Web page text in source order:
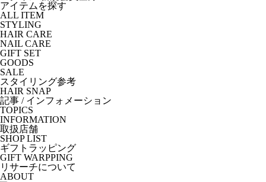
アイテムを探す
ALL ITEM
STYLING
HAIR CARE
NAIL CARE
GIFT SET
GOODS
SALE
スタイリング参考
HAIR SNAP
記事 / インフォメーション
TOPICS
INFORMATION
取扱店舗
SHOP LIST
ギフトラッピング
GIFT WARPPING
リサーチについて
ABOUT